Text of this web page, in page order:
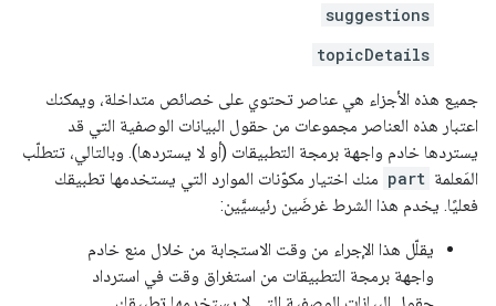
suggestions
topicDetails
جميع هذه الأجزاء هي عناصر تحتوي على خصائص متداخلة، ويمكنك
اعتبار هذه العناصر مجموعات من حقول البيانات الوصفية التي قد
يستردها خادم واجهة برمجة التطبيقات (أو لا يستردها). وبالتالي، تتطلّب
المَعلمة part منك اختيار مكوّنات الموارد التي يستخدمها تطبيقك
فعليًا. يخدم هذا الشرط غرضَين رئيسيَّين:
يقلّل هذا الإجراء من وقت الاستجابة من خلال منع خادم
واجهة برمجة التطبيقات من استغراق وقت في استرداد